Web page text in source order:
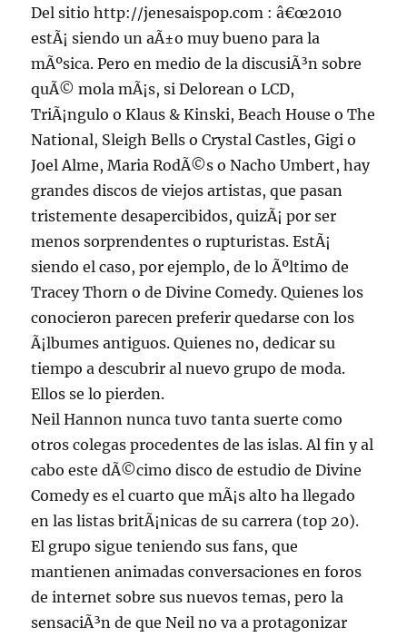
Del sitio http://jenesaispop.com : â€œ2010
estÃ¡ siendo un aÃ±o muy bueno para la
mÃºsica. Pero en medio de la discusiÃ³n sobre
quÃ© mola mÃ¡s, si Delorean o LCD,
TriÃ¡ngulo o Klaus & Kinski, Beach House o The
National, Sleigh Bells o Crystal Castles, Gigi o
Joel Alme, Maria RodÃ©s o Nacho Umbert, hay
grandes discos de viejos artistas, que pasan
tristemente desapercibidos, quizÃ¡ por ser
menos sorprendentes o rupturistas. EstÃ¡
siendo el caso, por ejemplo, de lo Ãºltimo de
Tracey Thorn o de Divine Comedy. Quienes los
conocieron parecen preferir quedarse con los
Ã¡lbumes antiguos. Quienes no, dedicar su
tiempo a descubrir al nuevo grupo de moda.
Ellos se lo pierden.
Neil Hannon nunca tuvo tanta suerte como
otros colegas procedentes de las islas. Al fin y al
cabo este dÃ©cimo disco de estudio de Divine
Comedy es el cuarto que mÃ¡s alto ha llegado
en las listas britÃ¡nicas de su carrera (top 20).
El grupo sigue teniendo sus fans, que
mantienen animadas conversaciones en foros
de internet sobre sus nuevos temas, pero la
sensaciÃ³n de que Neil no va a protagonizar